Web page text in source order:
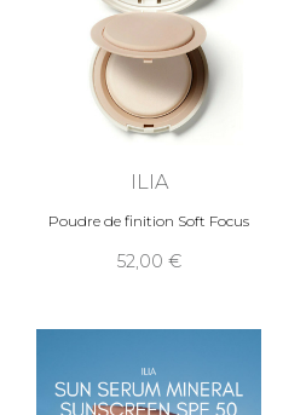
ILIA
Poudre de finition Soft Focus
52,00